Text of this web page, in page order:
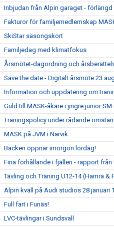
Inbjudan från Alpin garaget -
Fakturor för familjemedlemskap
SkiStar säsongskort
Familjedag med klimatfokus
Årsmötet-dagordning och
Save the date - Digitalt årsmöte 23
Information och uppdatering om
Guld till MASK-åkare i yngre junior
Träningspolicy under rådande
MASK på JVM i Narvik
Backen öppnar imorgon lördag!
Fina förhållande i fjällen - rapport från
Tävling och Träning U12-14 (Hamra &
Alpin kväll på Audi studios 28 januari
Full fart i Funäs!
LVC-tävlingar i Sundsvall